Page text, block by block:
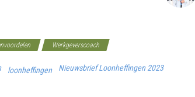
Werkgeverscoach
loonheffingen Nieuwsbrief Loonheffingen 2023